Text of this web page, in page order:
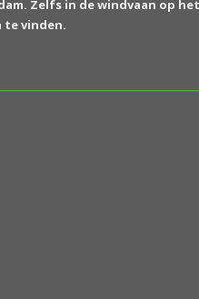
Zelfs in de windvaan op
te vinden.